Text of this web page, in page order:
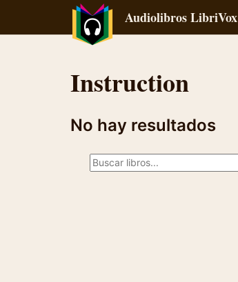
Audiolibros LibriVox
Instruction
No hay resultados